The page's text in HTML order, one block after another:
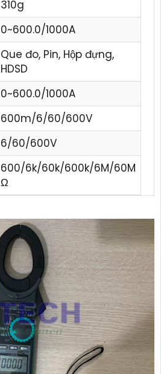
310g
0~600.0/1000A
Que đo, Pin, Hộp đựng,
HDSD
0~600.0/1000A
600m/6/60/600V
6/60/600V
600/6k/60k/600k/6M/60M
Ω